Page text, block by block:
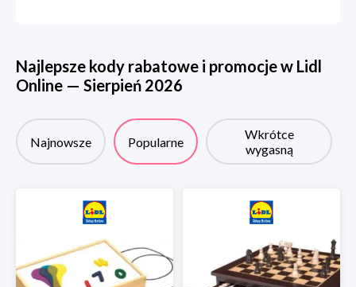
Najlepsze kody rabatowe i promocje w Lidl
Online — Sierpień 2026
Najnowsze Popularne
Wkrótce
wygasną